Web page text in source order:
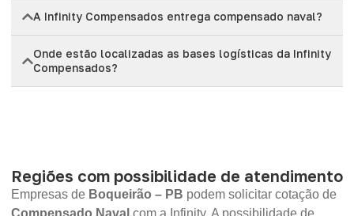
A Infinity Compensados entrega compensado naval?
Onde estão localizadas as bases logísticas da Infinity
Compensados?
Regiões com possibilidade de atendimento
Empresas de Boqueirão – PB podem solicitar cotação de